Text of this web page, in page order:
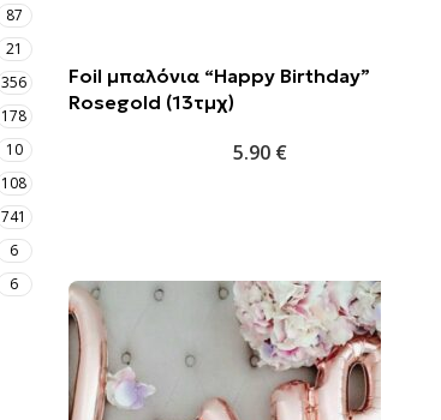
87
21
356
178
10
108
741
6
6
Foil μπαλόνια “Happy Birthday”
Rosegold (13τμχ)
5.90 €